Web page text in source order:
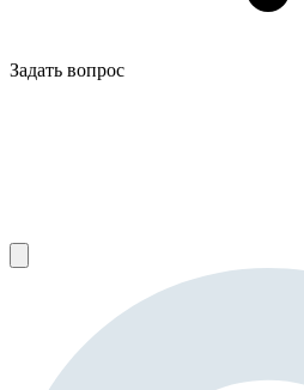
Задать вопрос